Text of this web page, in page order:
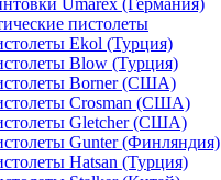
пистолеты
Ekol (Турция)
Blow (Турция)
Borner (США)
Crosman (США)
Gletcher (США)
Gunter (Финляндия)
Hatsan (Турция)